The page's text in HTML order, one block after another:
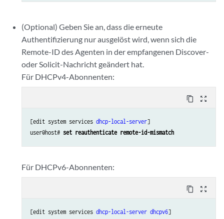
(Optional) Geben Sie an, dass die erneute
Authentifizierung nur ausgelöst wird, wenn sich die
Remote-ID des Agenten in der empfangenen Discover-
oder Solicit-Nachricht geändert hat.
Für DHCPv4-Abonnenten:
content_copy zoom_out_map
[edit system services dhcp-local-server]
user@host# set reauthenticate remote-id-mismatch
Für DHCPv6-Abonnenten:
content_copy zoom_out_map
[edit system services dhcp-local-server dhcpv6]